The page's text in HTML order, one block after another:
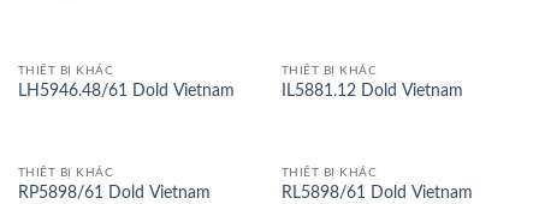
THIẾT BỊ KHÁC
LH5946.48/61 Dold Vietnam
THIẾT BỊ KHÁC
IL5881.12 Dold Vietnam
THIẾT BỊ KHÁC
RP5898/61 Dold Vietnam
THIẾT BỊ KHÁC
RL5898/61 Dold Vietnam